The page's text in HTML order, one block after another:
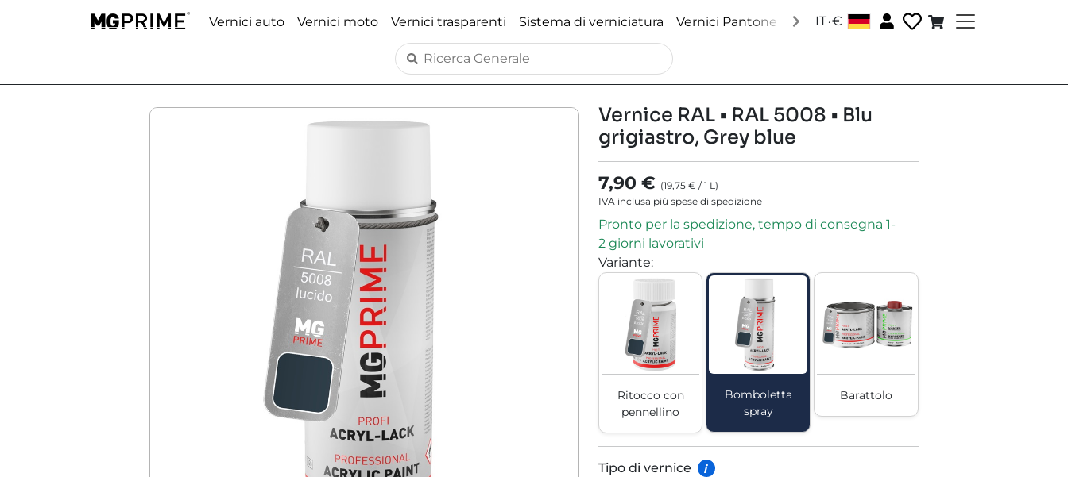
Vernici auto Vernici moto Vernici trasparenti Sistema di verniciatura Vernici Pantone Vernici RAL Vernici speciali
IT.€
Vernice RAL • RAL 5008 • Blu
grigiastro, Grey blue
7,90 € (19,75 € /1 L)
IVA inclusa più spese di spedizione
Pronto per la spedizione, tempo di consegna 1-
2 giorni lavorativi
Variante:
Ritocco con
pennellino
Bomboletta
spray
Barattolo
Tipo di vernice i